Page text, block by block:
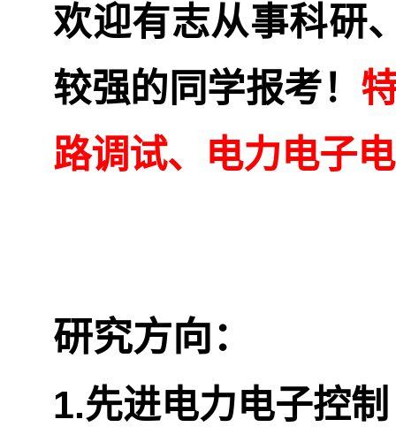
欢迎有志从事科研
较强的同学报考！
路调试、电力电子
研究方向：
1.先进电力电子控制